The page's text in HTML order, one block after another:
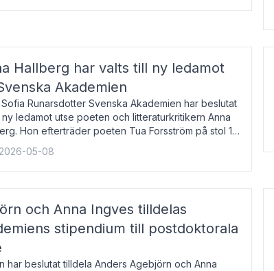
Hallberg har valts till ny ledamot
Akademien
Sofia Runarsdotter Svenska Akademien har beslutat
ny ledamot utse poeten och litteraturkritikern Anna
Hon efterträder poeten Tua Forsström på stol 18
att ta sitt inträde vid Akademiens
2026-05-08
och Anna Ingves tilldelas
stipendium till postdoktorala
har beslutat tilldela Anders Agebjörn och Anna